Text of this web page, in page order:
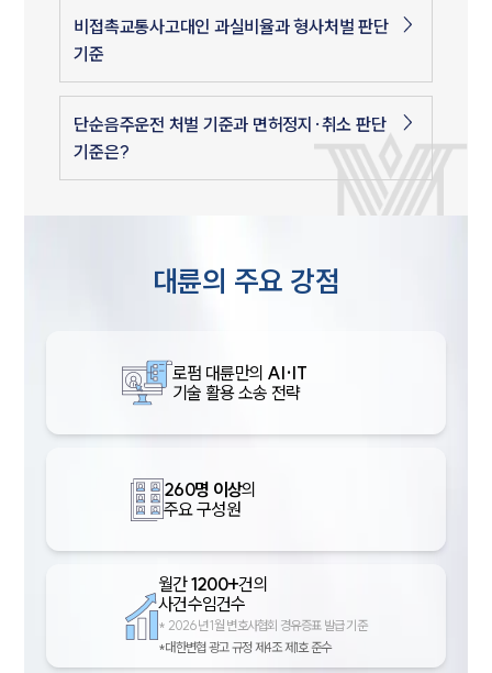
비접촉교통사고대인 과실비율과 형사처벌 판단
기준
단순음주운전 처벌 기준과 면허정지·취소 판단
기준은?
대륜의 주요 강점
로펌 대륜만의 AI·IT
기술 활용 소송 전략
260명 이상의
주요 구성원
월간1200+건의
사건수임건수
* 2026년 1월 변호사협회 경유증표 발급 기준
*대한변협 광고 규정 제4조 제1호 준수